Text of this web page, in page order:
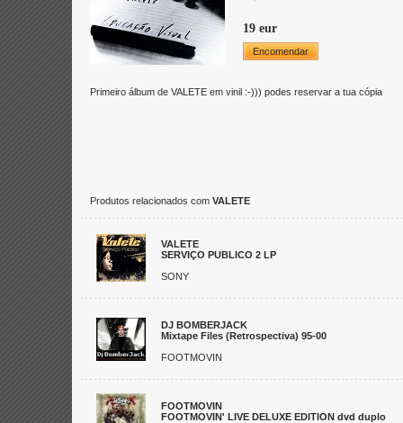
19 eur
Encomendar
Primeiro álbum de VALETE em vinil :-))) podes reservar a tua cópia
Produtos relacionados com VALETE
VALETE
SERVIÇO PUBLICO 2 LP
SONY
DJ BOMBERJACK
Mixtape Files (Retrospectiva) 95-00
FOOTMOVIN
FOOTMOVIN
FOOTMOVIN' LIVE DELUXE EDITION dvd duplo